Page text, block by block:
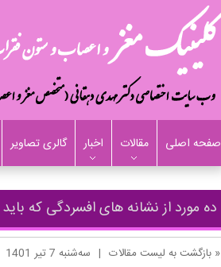
صفحه اصلی مقالات اخبار گالری تصاویر
ده مورد از نشانه های افسردگی که
« بازگشت به لیست مقالات | ﺳﻪشنبه 7 تير 1401